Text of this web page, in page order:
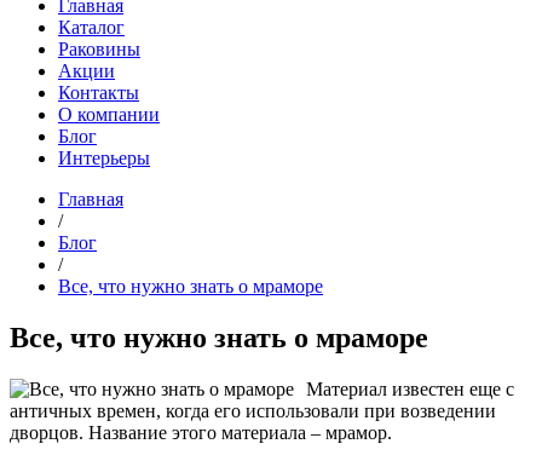
Главная
Каталог
Раковины
Акции
Контакты
О компании
Блог
Интерьеры
Главная
/
Блог
/
Все, что нужно знать о мраморе
Все, что нужно знать о мраморе
Материал известен еще с
античных времен, когда его использовали при возведении
дворцов. Название этого материала – мрамор.